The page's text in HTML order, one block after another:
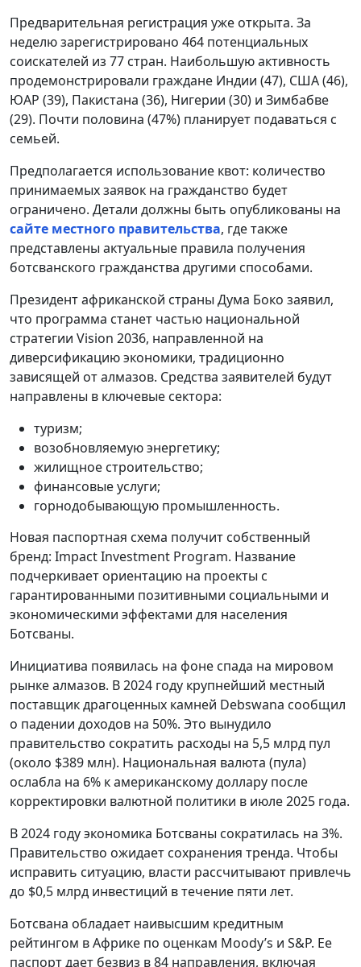
Предварительная регистрация уже открыта. За
неделю зарегистрировано 464 потенциальных
соискателей из 77 стран. Наибольшую активность
продемонстрировали граждане Индии (47), США (46),
ЮАР (39), Пакистана (36), Нигерии (30) и Зимбабве
(29). Почти половина (47%) планирует подаваться с
семьей.
Предполагается использование квот: количество
принимаемых заявок на гражданство будет
ограничено. Детали должны быть опубликованы на
сайте местного правительства, где также
представлены актуальные правила получения
ботсванского гражданства другими способами.
Президент африканской страны Дума Боко заявил,
что программа станет частью национальной
стратегии Vision 2036, направленной на
диверсификацию экономики, традиционно
зависящей от алмазов. Средства заявителей будут
направлены в ключевые сектора:
туризм;
возобновляемую энергетику;
жилищное строительство;
финансовые услуги;
горнодобывающую промышленность.
Новая паспортная схема получит собственный
бренд: Impact Investment Program. Название
подчеркивает ориентацию на проекты с
гарантированными позитивными социальными и
экономическими эффектами для населения
Ботсваны.
Инициатива появилась на фоне спада на мировом
рынке алмазов. В 2024 году крупнейший местный
поставщик драгоценных камней Debswana сообщил
о падении доходов на 50%. Это вынудило
правительство сократить расходы на 5,5 млрд пул
(около $389 млн). Национальная валюта (пула)
ослабла на 6% к американскому доллару после
корректировки валютной политики в июле 2025 года.
В 2024 году экономика Ботсваны сократилась на 3%.
Правительство ожидает сохранения тренда. Чтобы
исправить ситуацию, власти рассчитывают привлечь
до $0,5 млрд инвестиций в течение пяти лет.
Ботсвана обладает наивысшим кредитным
рейтингом в Африке по оценкам Moody’s и S&P. Ее
паспорт дает безвиз в 84 направления, включая